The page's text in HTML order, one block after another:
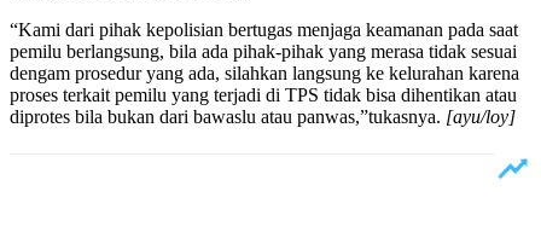
“Kami dari pihak kepolisian bertugas menjaga keamanan pada saat
pemilu berlangsung, bila ada pihak-pihak yang merasa tidak sesuai
dengam prosedur yang ada, silahkan langsung ke kelurahan karena
proses terkait pemilu yang terjadi di TPS tidak bisa dihentikan atau
diprotes bila bukan dari bawaslu atau panwas,”tukasnya. [ayu/loy]